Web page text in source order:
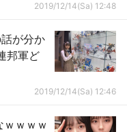
2019/12/14(Sa) 12:48
が分か
邦軍ど
2019/12/14(Sa) 12:46
ｗｗｗｗ